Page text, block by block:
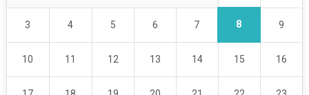
3 4 5 6 7 8 9
10 11 12 13 14 15 16